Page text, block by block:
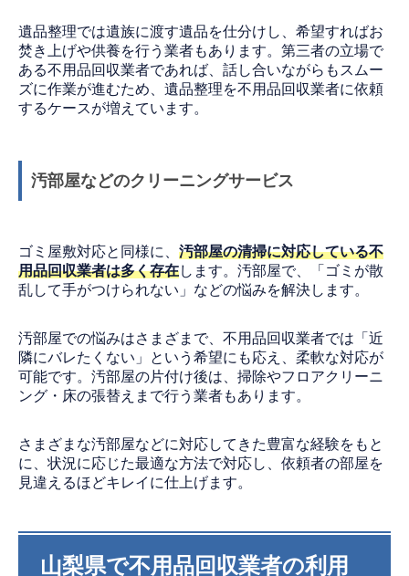
遺品整理では遺族に渡す遺品を仕分けし、希望すればお
焚き上げや供養を行う業者もあります。第三者の立場で
ある不用品回収業者であれば、話し合いながらもスムー
ズに作業が進むため、遺品整理を不用品回収業者に依頼
するケースが増えています。
汚部屋などのクリーニングサービス
ゴミ屋敷対応と同様に、 汚部屋の清掃に対応している不
用品回収業者は多く存在します。汚部屋で、「ゴミが散
乱して手がつけられない」などの悩みを解決します。
汚部屋での悩みはさまざまで、不用品回収業者では「近
隣にバレたくない」という希望にも応え、柔軟な対応が
可能です。汚部屋の片付け後は、掃除やフロアクリーニ
ング・床の張替えまで行う業者もあります。
さまざまな汚部屋などに対応してきた豊富な経験をもと
に、状況に応じた最適な方法で対応し、依頼者の部屋を
見違えるほどキレイに仕上げます。
山梨県で不用品回収業者の利用